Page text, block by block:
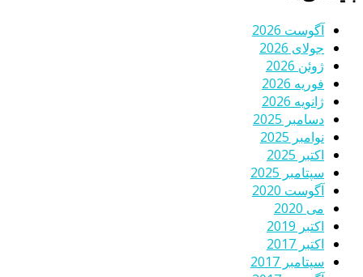
آگوست 2026
جولای 2026
ژوئن 2026
فوریه 2026
ژانویه 2026
دسامبر 2025
نوامبر 2025
اکتبر 2025
سپتامبر 2025
آگوست 2020
می 2020
اکتبر 2019
اکتبر 2017
سپتامبر 2017